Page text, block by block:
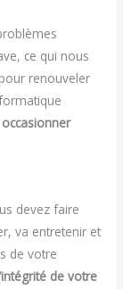
ce qui nous
renouveler
devez faire
va entretenir et
de votre
de votre